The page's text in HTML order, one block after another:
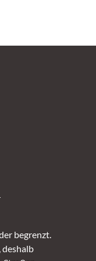
begrenzt.